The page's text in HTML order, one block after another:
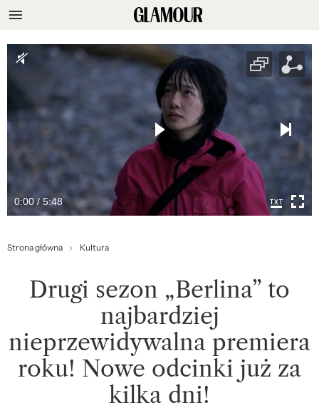
0:00 / 5:48
Strona główna Kultura
Drugi sezon „Berlina” to
najbardziej
nieprzewidywalna premiera
roku! Nowe odcinki już za
kilka dni!